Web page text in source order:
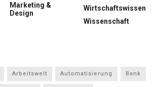
Marketing &
Design
Wirtschaftswissen
Wissenschaft
Arbeitswelt Automatisierung Bank